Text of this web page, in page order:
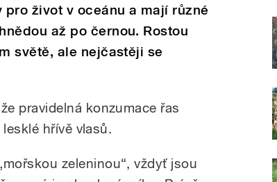
život v oceánu a mají různé
až po černou. Rostou
světě, ale nejčastěji se
pravidelná konzumace řas
hřívě vlasů.
zeleninou“, vždyť jsou